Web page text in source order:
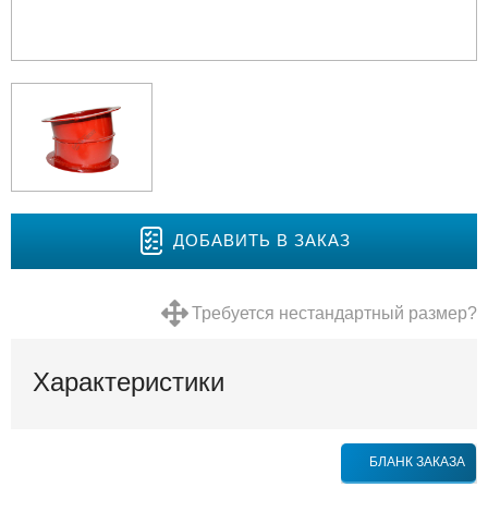
ДОБАВИТЬ В ЗАКАЗ
Требуется нестандартный размер?
Характеристики
БЛАНК ЗАКАЗА